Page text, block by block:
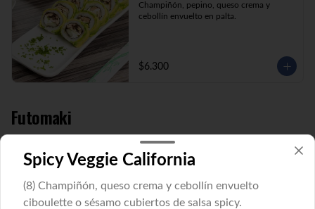
Champiñón, pepino, queso crema y
cebollín envuelto en palta.
$6.300
Futomaki
Futomaki Cucu Maki
cortes. ( Imagen referencial)
Spicy Veggie California
(8) Champiñón, queso crema y cebollín envuelto
ciboulette o sésamo cubiertos de salsa spicy.